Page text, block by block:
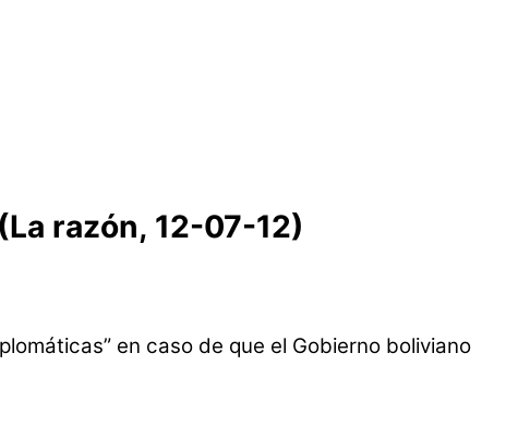
razón, 12-07-12)
en caso de que el Gobierno boliviano